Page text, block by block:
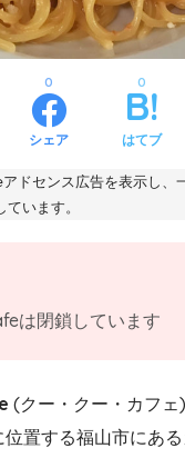
シェア
0
はてブ
0
ドセンス広告を表示し、
います。
は閉鎖しています
(クー・クー・カフ
置する福山市にある